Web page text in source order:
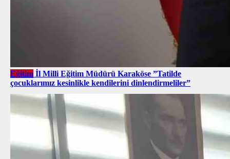
Eğitim İl Milli Eğitim Müdürü Karaköse ”Tatilde
çocuklarımız kesinlikle kendilerini dinlendirmeliler”